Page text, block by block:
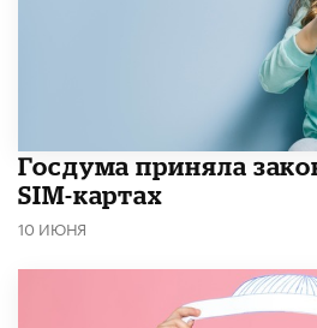
Госдума приняла
SIM-картах
10 ИЮНЯ